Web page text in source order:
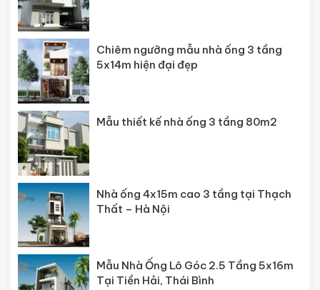
Chiêm ngưỡng mẫu nhà ống 3 tầng
5x14m hiện đại đẹp
Mẫu thiết kế nhà ống 3 tầng 80m2
Nhà ống 4x15m cao 3 tầng tại Thạch
Thất – Hà Nội
Mẫu Nhà Ống Lô Góc 2.5 Tầng 5x16m
Tại Tiền Hải, Thái Bình